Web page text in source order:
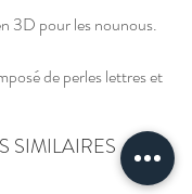
3D pour les nounous.
de perles lettres et
SIMILAIRES